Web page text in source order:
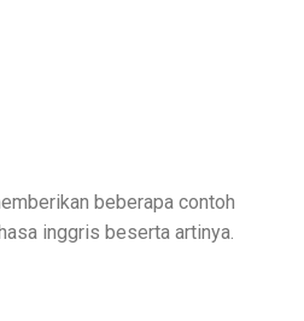
beberapa contoh
inggris beserta artinya.